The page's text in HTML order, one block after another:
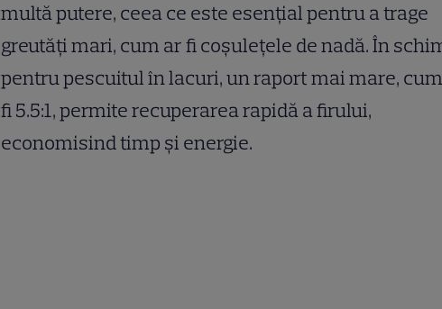
multă putere, ceea ce este esențial pentru a trage
greutăți mari, cum ar fi coșulețele de nadă. În
pentru pescuitul în lacuri, un raport mai mare,
fi 5.5:1, permite recuperarea rapidă a firului,
economisind timp și energie.